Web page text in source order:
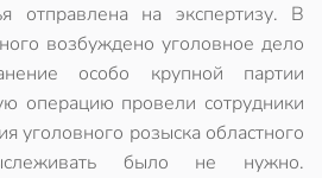
отправлена на экспертизу. В
возбуждено уголовное дело
особо крупной партии
операцию провели сотрудники
уголовного розыска областного
было не нужно.